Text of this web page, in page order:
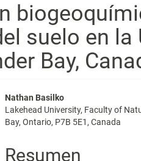
suelo en la
Bay,
Contenido
principal
Nathan Basilko
Lakehead University, Faculty of
Bay, Ontario, P7B 5E1, Canada
Resumen